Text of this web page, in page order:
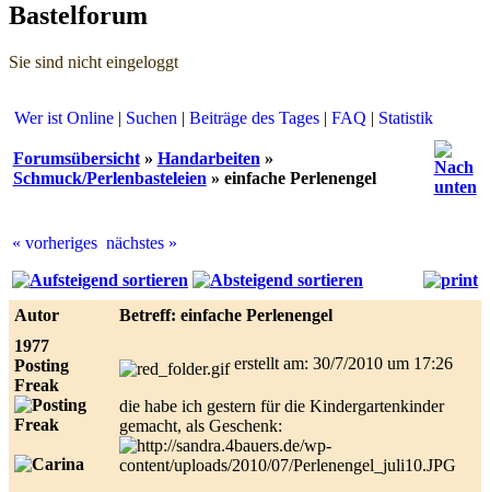
Bastelforum
Sie sind nicht eingeloggt
Wer ist Online | Suchen | Beiträge des Tages | FAQ | Statistik
Forumsübersicht» Handarbeiten »
Schmuck/Perlenbasteleien » einfache Perlenengel
online
live
casino
reviews.
« vorheriges nächstes »
Autor
Betreff: einfache Perlenengel
1977
Posting
Freak
erstellt am: 30/7/2010 um 17:26
die habe ich gestern für die Kindergartenkinder
gemacht, als Geschenk: